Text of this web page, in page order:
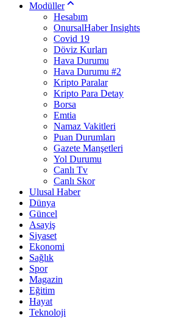
Modüller
Hesabım
OnursalHaber Insights
Covid 19
Döviz Kurları
Hava Durumu
Hava Durumu #2
Kripto Paralar
Kripto Para Detay
Borsa
Emtia
Namaz Vakitleri
Puan Durumları
Gazete Manşetleri
Yol Durumu
Canlı Tv
Canlı Skor
Ulusal Haber
Dünya
Güncel
Asayiş
Siyaset
Ekonomi
Sağlık
Spor
Magazin
Eğitim
Hayat
Teknoloji